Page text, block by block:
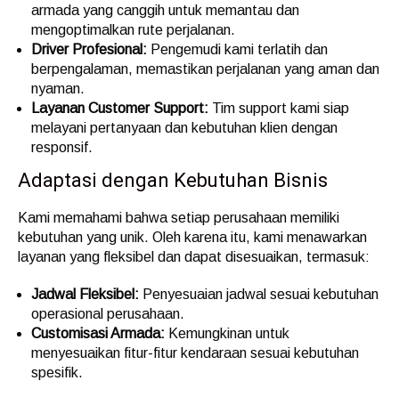
armada yang canggih untuk memantau dan
mengoptimalkan rute perjalanan.
Driver Profesional: Pengemudi kami terlatih dan
berpengalaman, memastikan perjalanan yang aman dan
nyaman.
Layanan Customer Support: Tim support kami siap
melayani pertanyaan dan kebutuhan klien dengan
responsif.
Adaptasi dengan Kebutuhan Bisnis
Kami memahami bahwa setiap perusahaan memiliki
kebutuhan yang unik. Oleh karena itu, kami menawarkan
layanan yang fleksibel dan dapat disesuaikan, termasuk:
Jadwal Fleksibel: Penyesuaian jadwal sesuai kebutuhan
operasional perusahaan.
Customisasi Armada: Kemungkinan untuk
menyesuaikan fitur-fitur kendaraan sesuai kebutuhan
spesifik.